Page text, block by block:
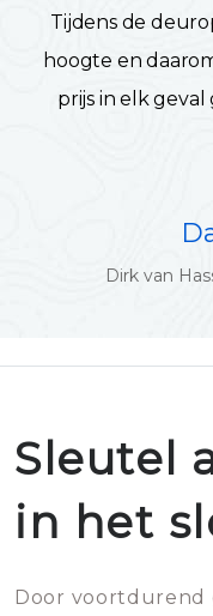
Tijdens de
hoogte en
prijs in elk
Dirk van
Sleutel
in het
Door voortdurend